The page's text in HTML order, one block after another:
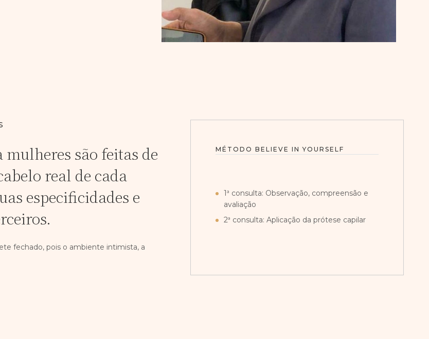
são feitas de
real de cada
especificidades e
fechado, pois o ambiente intimista, a
MÉTODO BELIEVE IN YOURSELF
1ª consulta: Observação, compreensão e
avaliação
2ª consulta: Aplicação da prótese capilar